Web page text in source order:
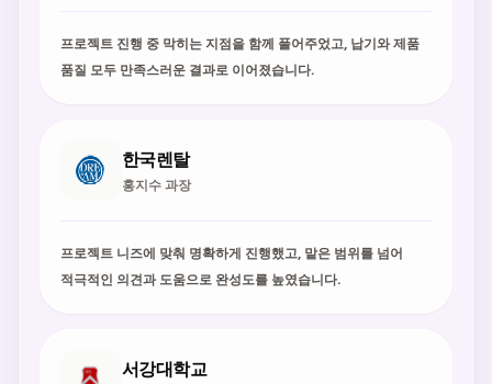
프로젝트 진행 중 막히는 지점을 함께 풀어주었고, 납기와 제품
품질 모두 만족스러운 결과로 이어졌습니다.
한국렌탈
홍지수 과장
프로젝트 니즈에 맞춰 명확하게 진행했고, 맡은 범위를 넘어
적극적인 의견과 도움으로 완성도를 높였습니다.
서강대학교